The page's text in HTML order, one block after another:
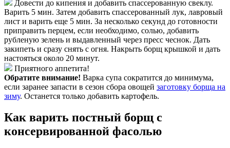
Довести до кипения и добавить спассерованную свеклу.
Варить 5 мин. Затем добавить спассерованный лук, лавровый
лист и варить еще 5 мин. За несколько секунд до готовности
приправить перцем, если необходимо, солью, добавить
рубленую зелень и выдавленный через пресс чеснок. Дать
закипеть и сразу снять с огня. Накрыть борщ крышкой и дать
настояться около 20 минут.
Приятного аппетита!
Обратите внимание! Варка супа сократится до минимума,
если заранее запасти в сезон сбора овощей заготовку борща на
зиму. Останется только добавить картофель.
Как варить постный борщ с
консервированной фасолью